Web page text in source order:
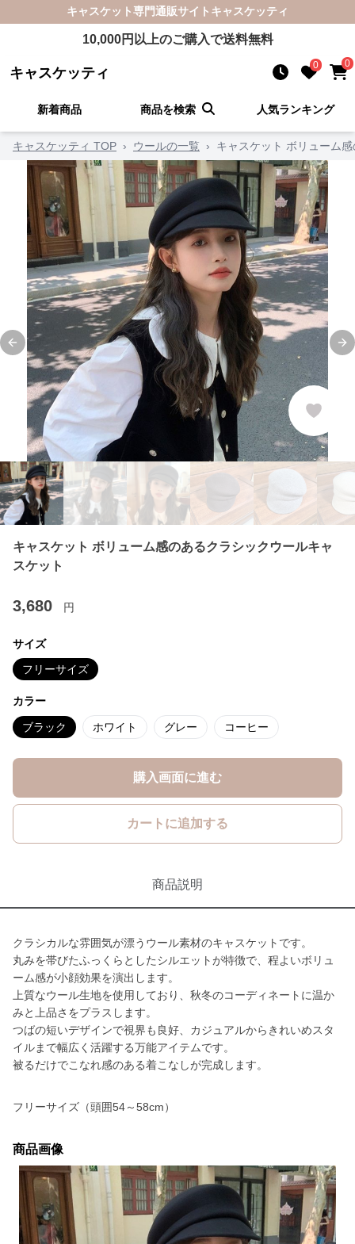
キャスケット専門通販サイト キャスケッティ
10,000円以上のご購入で送料無料
キャスケッティ 0 0
新着商品 商品を検索 人気ランキング
キャスケッティ TOP › ウールの一覧 › キャスケット ボリューム
Previous slide
キャスケット ボリューム感のあるクラシックウールキャ
スケット
3,680 円
サイズ
フリーサイズ
カラー
ブラック ホワイト グレー コーヒー
購入画面に進む
カートに追加する
商品説明
クラシカルな雰囲気が漂うウール素材のキャスケットです。
丸みを帯びたふっくらとしたシルエットが特徴で、程よいボリュ
ーム感が小顔効果を演出します。
上質なウール生地を使用しており、秋冬のコーディネートに温か
みと上品さをプラスします。
つばの短いデザインで視界も良好、カジュアルからきれいめスタ
イルまで幅広く活躍する万能アイテムです。
被るだけでこなれ感のある着こなしが完成します。
フリーサイズ（頭囲54～58cm）
商品画像